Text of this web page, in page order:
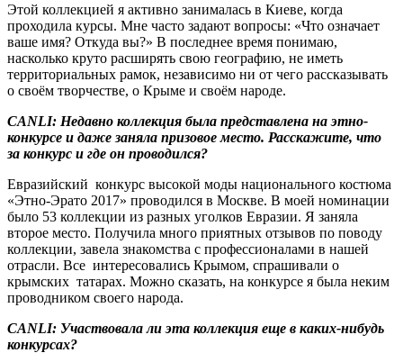
Этой коллекцией я активно занималась в Киеве, когда
проходила курсы. Мне часто задают вопросы: «Что означает
ваше имя? Откуда вы?» В последнее время понимаю,
насколько круто расширять свою географию, не иметь
территориальных рамок, независимо ни от чего рассказывать
о своём творчестве, о Крыме и своём народе.
CANLI: Недавно коллекция была представлена на этно-
конкурсе и даже заняла призовое место. Расскажите, что
за конкурс и где он проводился?
Евразийский конкурс высокой моды национального костюма
«Этно-Эрато 2017» проводился в Москве. В моей номинации
было 53 коллекции из разных уголков Евразии. Я заняла
второе место. Получила много приятных отзывов по поводу
коллекции, завела знакомства с профессионалами в нашей
отрасли. Все интересовались Крымом, спрашивали о
крымских татарах. Можно сказать, на конкурсе я была неким
проводником своего народа.
CANLI: Участвовала ли эта коллекция еще в каких-нибудь
конкурсах?